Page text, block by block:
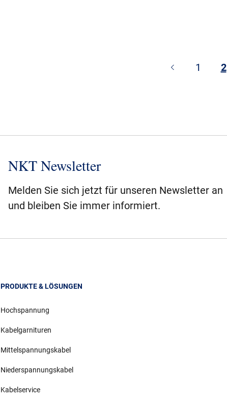
1 2
NKT Newsletter
Melden Sie sich jetzt für unseren Newsletter an
und bleiben Sie immer informiert.
PRODUKTE & LÖSUNGEN
Hochspannung
Kabelgarnituren
Mittelspannungskabel
Niederspannungskabel
Kabelservice